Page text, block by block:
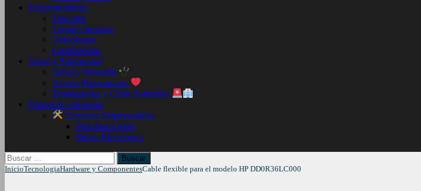
Entretenimiento
Deportes
Lugares turístico
Videojuego
Gastronomia
Salud y Solidaridad
Salud y bienestar
Acción Humanitaria
Emergencias y Crisis Sanitarias
Directorio empresas
Servicios Empresariales
Policlinica Alen
Soltec Electrónica
Buscar:
InicioTecnologiaHardware y ComponentesCable flexible para el modelo HP DD0R36LC000